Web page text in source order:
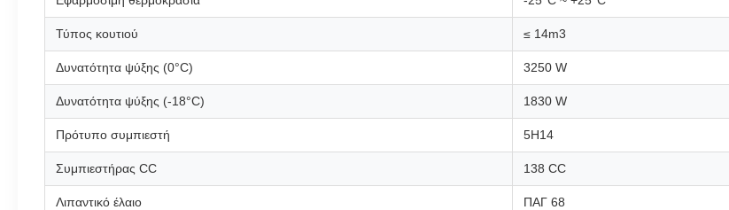
Τύπος κουτιού ≤ 14m3
Δυνατότητα ψύξης (0°C) 3250 W
Δυνατότητα ψύξης (-18°C) 1830 W
Πρότυπο συμπιεστή 5H14
Συμπιεστήρας CC 138 CC
Λιπαντικό έλαιο ΠΑΓ 68